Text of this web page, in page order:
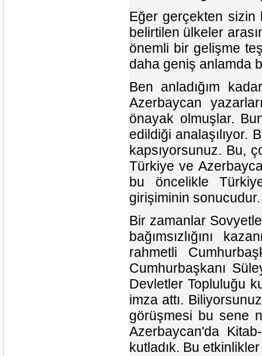
Eğer gerçekten sizin
belirtilen ülkeler
önemli bir gelişme
daha geniş anlamda
Ben anladığım
Azerbaycan
önayak olmuşlar.
edildiği analaşılıyor.
kapsıyorsunuz. Bu,
Türkiye ve
bu öncelikle Türkiye
girişiminin
Bir zamanlar
bağımsızlığını
rahmetli
Cumhurbaşkanı
Devletler Topluluğu
imza attı.
görüşmesi bu sene
Azerbaycan'da
kutladık. Bu